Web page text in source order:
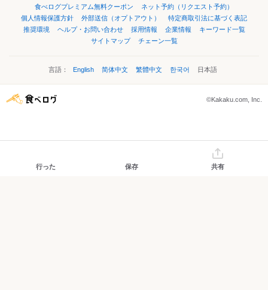
食べログプレミアム無料クーポン
ネット予約（リクエスト予約）
個人情報保護方針
外部送信（オプトアウト）
特定商取引法に基づく表記
推奨環境
ヘルプ・お問い合わせ 採用情報 企業情報
キーワード一覧
サイトマップ
チェーン一覧
言語： English 简体中文 繁體中文 한국어 日本語
©Kakaku.com, Inc.
行った 保存 共有